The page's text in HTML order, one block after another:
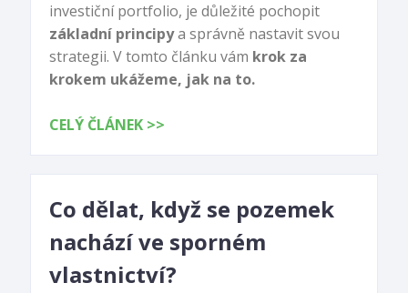
investiční portfolio, je důležité pochopit
základní principya správně nastavit svou
strategii. V tomto článku vám krok za
krokem ukážeme, jak na to.
CELÝ ČLÁNEK >>
Co dělat, když se pozemek
nachází ve sporném
vlastnictví?